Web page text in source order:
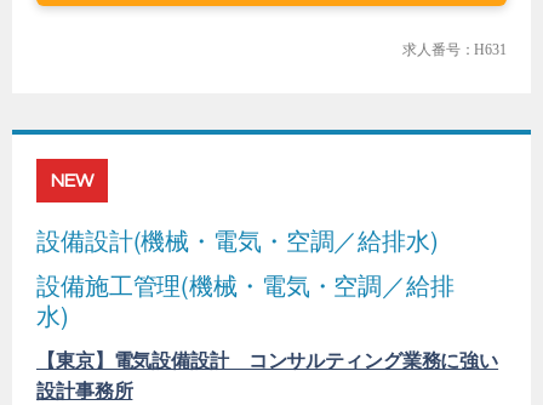
求人番号：H631
NEW
設備設計(機械・電気・空調／給排水)
設備施工管理(機械・電気・空調／給排
水)
【東京】電気設備設計 コンサルティング業務に強い
設計事務所